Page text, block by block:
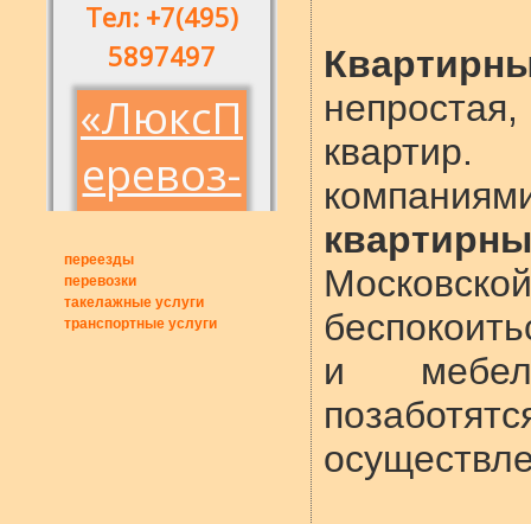
переезды
перевозки
такелажные услуги
транспортные услуги
и